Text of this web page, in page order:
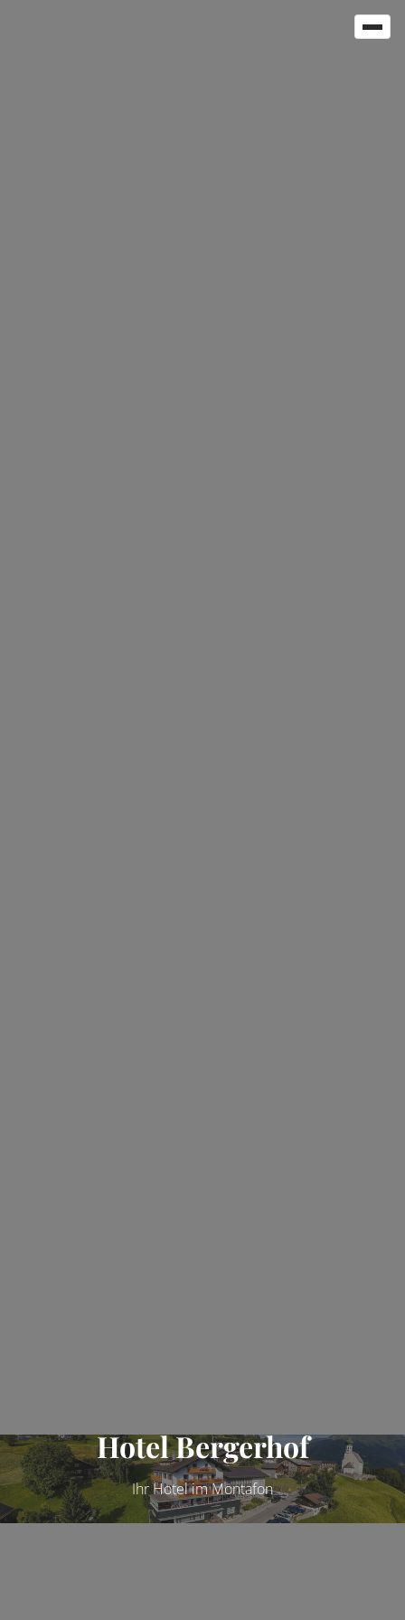
Hotel Bergerhof
Ihr Hotel im Montafon